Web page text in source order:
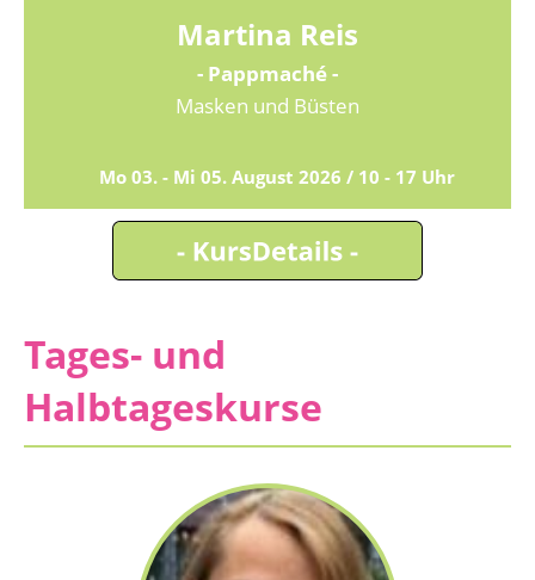
Martina Reis
- Pappmaché -
Masken und Büsten
Mo 03. - Mi 05. August 2026 / 10 - 17 Uhr
Tages- und
Halbtageskurse